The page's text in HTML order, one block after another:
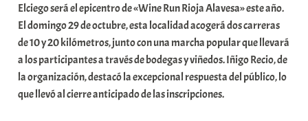
a
r
E
r
r
i
Elciego será el epicentro de «Wine Run Rioja Alavesa» este año.
El domingo 29 de octubre, esta localidad acogerá dos carreras
de 10 y 20 kilómetros, junto con una marcha popular que llevará
a los participantes a través de bodegas y viñedos. Iñigo Recio, de
la organización, destacó la excepcional respuesta del público, lo
que llevó al cierre anticipado de las inscripciones.